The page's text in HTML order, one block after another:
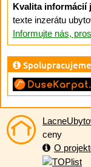
Kvalita informácií
texte inzerátu
Informujte nás,
ceny
O